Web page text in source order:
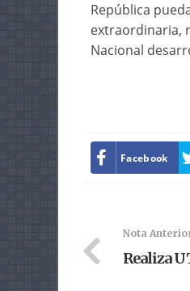
República
extraordinaria,
Nacional
Facebook
Nota
Realiza